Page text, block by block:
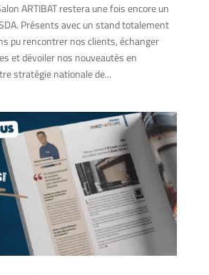
ARTIBAT restera une fois encore un
Présents avec un stand totalement
pu rencontrer nos clients, échanger
et dévoiler nos nouveautés en
stratégie nationale de...